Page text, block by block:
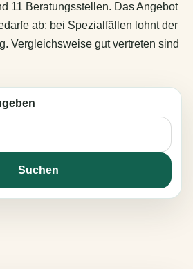
11 Beratungsstellen. Das Angebot
ab; bei Spezialfällen lohnt der
Vergleichsweise gut vertreten sind
Suchen